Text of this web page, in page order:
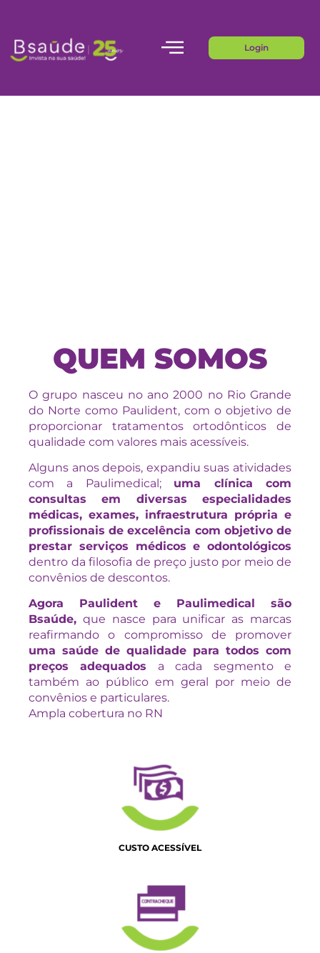
Login
QUEM SOMOS
O grupo nasceu no ano 2000 no Rio Grande
do Norte como Paulident, com o objetivo de
proporcionar tratamentos ortodônticos de
qualidade com valores mais acessíveis.
Alguns anos depois, expandiu suas atividades
com a Paulimedical; uma clínica com
consultas em diversas especialidades
médicas, exames, infraestrutura própria e
profissionais de excelência com objetivo de
prestar serviços médicos e odontológicos
dentro da filosofia de preço justo por meio de
convênios de descontos.
Agora Paulident e Paulimedical são
Bsaúde, que nasce para unificar as marcas
reafirmando o compromisso de promover
uma saúde de qualidade para todos com
preços adequados a cada segmento e
também ao público em geral por meio de
convênios e particulares.
Ampla cobertura no RN
CUSTO ACESSÍVEL